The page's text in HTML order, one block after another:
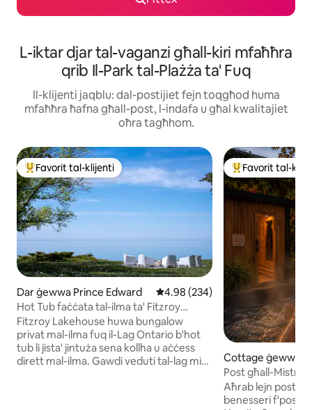
L-iktar djar tal-vaganzi għall-kiri mfaħħra
qrib Il-Park tal-Plażża ta' Fuq
Il-klijenti jaqblu: dal-postijiet fejn toqgħod huma
mfaħħra ħafna għall-post, l-indafa u għal kwalitajiet
oħra tagħhom.
Wieħed mill-aqwa favoriti tal-klijenti
Favorit tal-klijenti
Dar ġewwa Prince Edward Rating medju ta' 4.98 minn 5,
4.98 (234)
Hot Tub faċċata tal-ilma ta' Fitzroy
Lakehouse
Fitzroy Lakehouse huwa bungalow
privat mal-ilma fuq il-Lag Ontario b'hot
tub li jista' jintuża sena kollha u aċċess
dirett mal-ilma. Gawdi veduti tal-lag miż-
Wieħed mill-
Favorit tal-
Cottage ġewwa
Post għall-
Koppji: Banju
Aħrab lejn post
benesseri f'post storiku.